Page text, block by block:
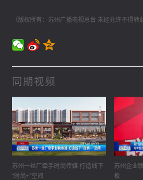
（版权所有：苏州广播电视总台 未经允许不得转
同期视频
苏州一丝厂牵手时尚传媒 打造线下
“时尚+”空间
苏州企业
板